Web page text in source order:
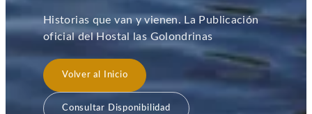
Historias que van y vienen. La Publicación
oficial del Hostal las Golondrinas
Volver al Inicio
Consultar Disponibilidad